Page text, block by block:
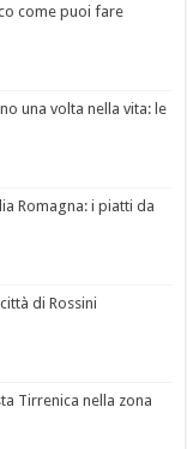
come puoi fare
una volta nella vita: le
Romagna: i piatti da
di Rossini
Tirrenica nella zona